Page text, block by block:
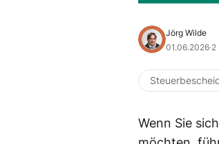
Jörg Wilde
01.06.2026·2
Wenn Sie